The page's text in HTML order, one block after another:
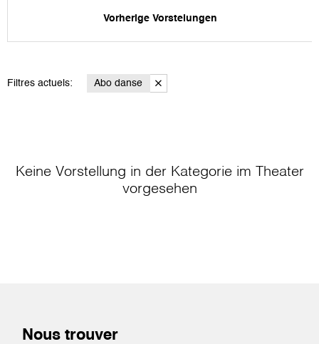
Vorherige Vorstelungen
Filtres actuels: Abo danse
Keine Vorstellung in der Kategorie im Theater
vorgesehen
Nous trouver